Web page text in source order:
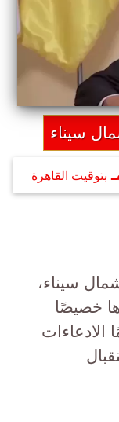
سيناء
بتوقيت القاهرة
سيناء،
خصيصًا
الادعاءات